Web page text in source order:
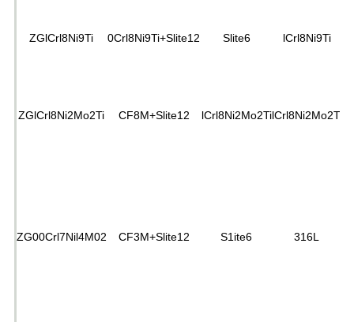
ZGlCrl8Ni9Ti 0Crl8Ni9Ti+Slite12 Slite6 lCrl8Ni9Ti
ZGlCrl8Ni2Mo2Ti CF8M+Slite12 lCrl8Ni2Mo2TilCrl8Ni2Mo2Ti
ZG00Crl7Nil4M02 CF3M+Slite12 S1ite6 316L